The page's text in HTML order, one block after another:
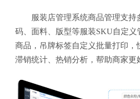
服装店管理系统商品管理支持
码、面料、版型等服装SKU自定义
商品，吊牌标签自定义批量打印，
滞销统计、热销分析，帮助商家更